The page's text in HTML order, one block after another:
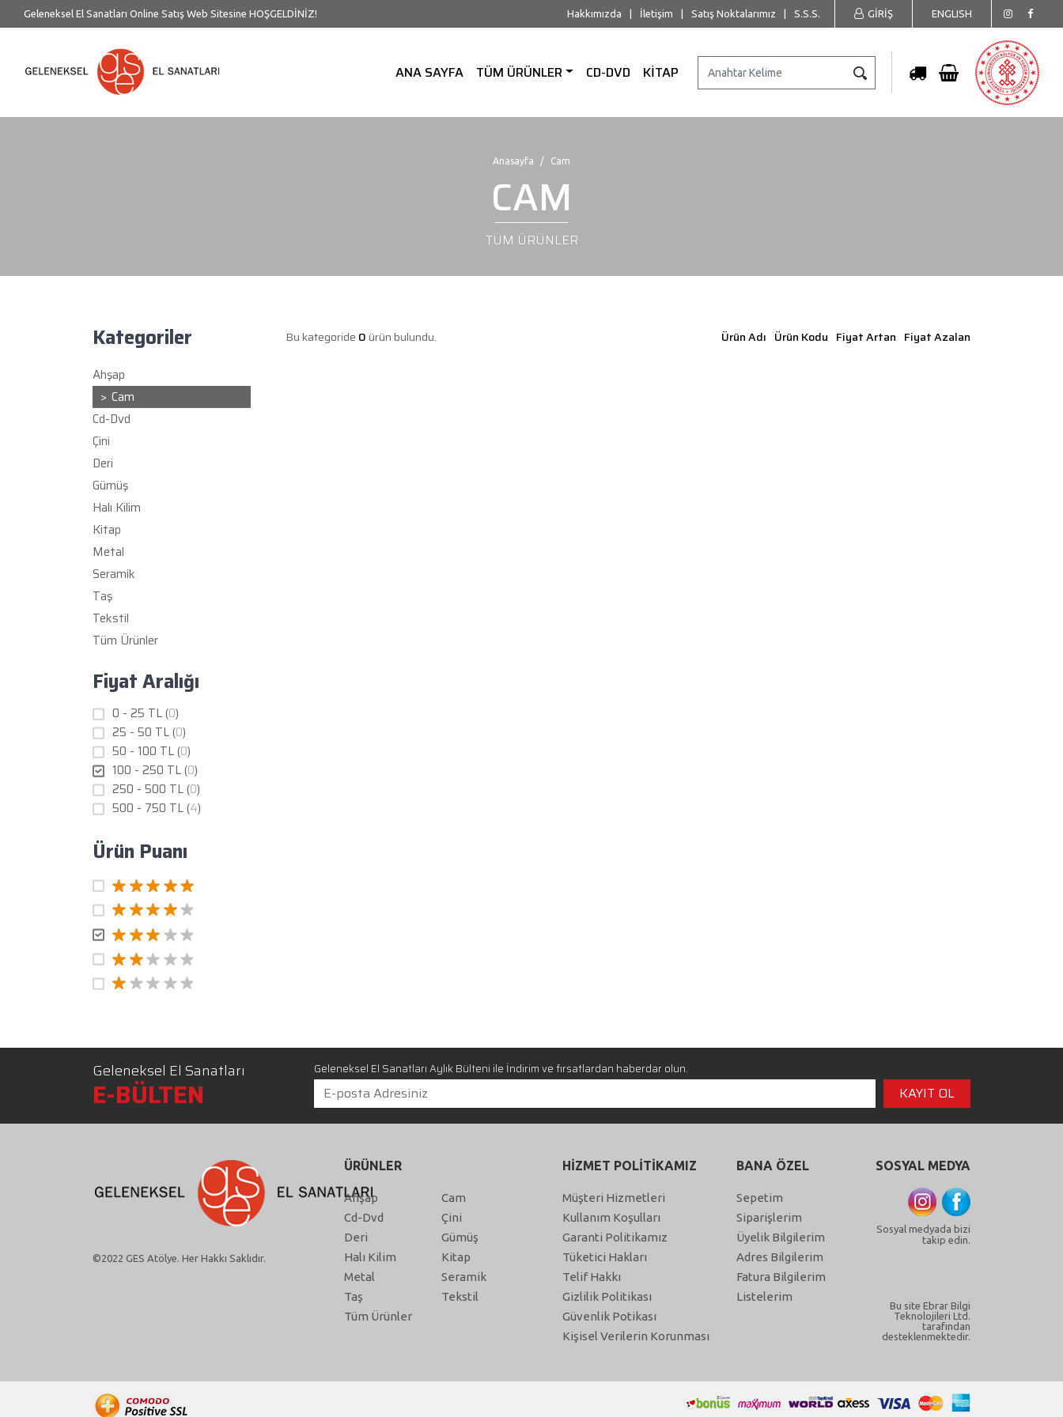
Geleneksel El Sanatları Online Satış Web Sitesine HOŞGELDİNİZ! ENGLISH
GİRİŞ
Hakkımızda İletişim Satış Noktalarımız S.S.S.
ANA SAYFA TÜM ÜRÜNLER CD-DVD KİTAP
Anasayfa Cam
CAM
TÜM ÜRÜNLER
Kategoriler
Ahşap
Cam
Cd-Dvd
Çini
Deri
Gümüş
Halı Kilim
Kitap
Metal
Seramik
Taş
Tekstil
Tüm Ürünler
Fiyat Aralığı
0 - 25 TL (0)
25 - 50 TL (0)
50 - 100 TL (0)
100 - 250 TL (0)
250 - 500 TL (0)
500 - 750 TL (4)
Ürün Puanı
Bu kategoride 0ürün bulundu. Ürün Adı Ürün Kodu Fiyat Artan Fiyat Azalan
Geleneksel El Sanatları
E-BÜLTEN
Geleneksel El Sanatları Aylık Bülteni ile İndirim ve fırsatlardan haberdar olun.
©2022 GES Atölye. Her Hakkı Saklıdır.
ÜRÜNLER
Ahşap
Cam
Cd-Dvd
Çini
Deri
Gümüş
Halı Kilim
Kitap
Metal
Seramik
Taş
Tekstil
Tüm Ürünler
HİZMET POLİTİKAMIZ
Müşteri Hizmetleri
Kullanım Koşulları
Garanti Politikamız
Tüketici Hakları
Telif Hakkı
Gizlilik Politikası
Güvenlik Potikası
Kişisel Verilerin Korunması
BANA ÖZEL
Sepetim
Siparişlerim
Üyelik Bilgilerim
Adres Bilgilerim
Fatura Bilgilerim
Listelerim
SOSYAL MEDYA
Sosyal medyada bizi
takip edin.
Bu site Ebrar Bilgi
Teknolojileri Ltd.
tarafından
desteklenmektedir.